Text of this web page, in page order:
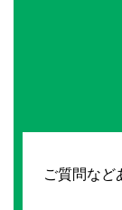
ご質問など